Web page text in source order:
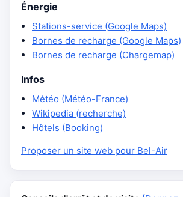
Énergie
Stations-service (Google Maps)
Bornes de recharge (Google Maps)
Bornes de recharge (Chargemap)
Infos
Météo (Météo-France)
Wikipedia (recherche)
Hôtels (Booking)
Proposer un site web pour Bel-Air